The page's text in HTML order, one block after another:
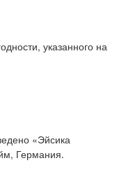
указанного на
«Эйсика
Германия.